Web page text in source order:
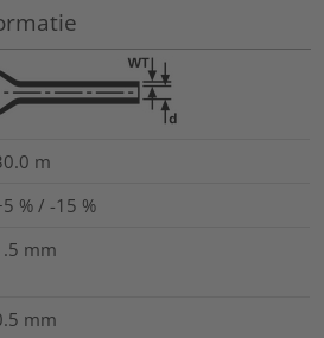
m
% / -15 %
mm
mm